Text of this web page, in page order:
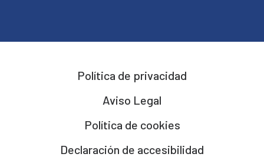
Política de privacidad
Aviso Legal
Política de cookies
Declaración de accesibilidad